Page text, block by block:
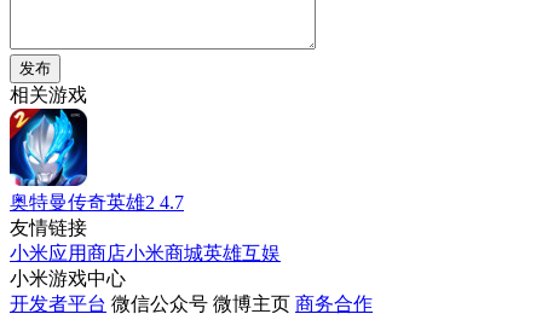
发布
相关游戏
奥特曼传奇英雄2 4.7
友情链接
小米应用商店小米商城英雄互娱
小米游戏中心
开发者平台 微信公众号 微博主页 商务合作